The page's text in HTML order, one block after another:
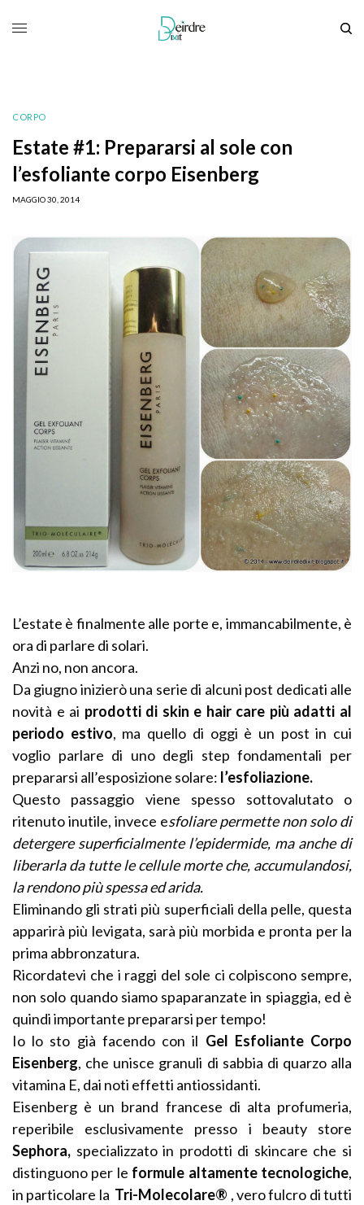
CORPO
Estate #1: Prepararsi al sole con
l’esfoliante corpo Eisenberg
MAGGIO 30, 2014
L’estate è finalmente alle porte e, immancabilmente, è
ora di parlare di solari.
Anzi no, non ancora.
Da giugno inizierò una serie di alcuni post dedicati alle
novità e ai prodotti di skin e hair care più adatti al
periodo estivo, ma quello di oggi è un post in cui
voglio parlare di uno degli step fondamentali per
prepararsi all’esposizione solare: l’esfoliazione.
Questo passaggio viene spesso sottovalutato o
ritenuto inutile, invece esfoliare permette non solo di
detergere superficialmente l’epidermide, ma anche di
liberarla da tutte le cellule morte che, accumulandosi,
la rendono più spessa ed arida.
Eliminando gli strati più superficiali della pelle, questa
apparirà più levigata, sarà più morbida e pronta per la
prima abbronzatura.
Ricordatevi che i raggi del sole ci colpiscono sempre,
non solo quando siamo spaparanzate in spiaggia, ed è
quindi importante prepararsi per tempo!
Io lo sto già facendo con il Gel Esfoliante Corpo
Eisenberg, che unisce granuli di sabbia di quarzo alla
vitamina E, dai noti effetti antiossidanti.
Eisenberg è un brand francese di alta profumeria,
reperibile esclusivamente presso i beauty store
Sephora, specializzato in prodotti di skincare che si
distinguono per le formule altamente tecnologiche,
in particolare la Tri-Molecolare® , vero fulcro di tutti